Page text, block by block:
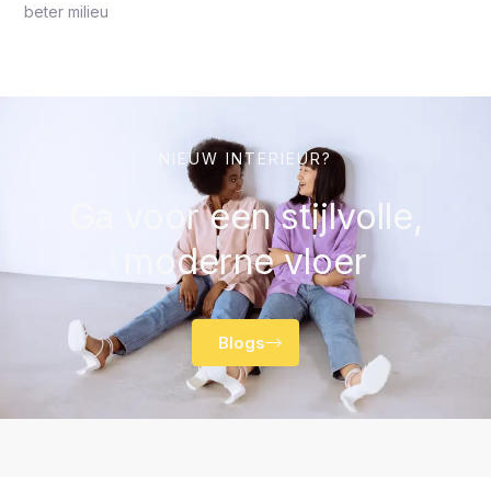
beter milieu
NIEUW INTERIEUR?
Ga voor een stijlvolle,
moderne vloer
Blogs